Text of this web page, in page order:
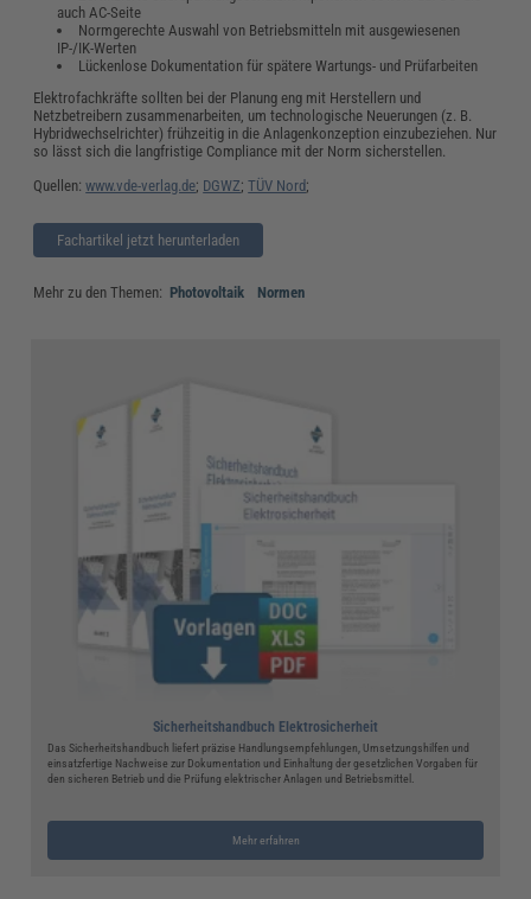
auch AC-Seite
Normgerechte Auswahl von Betriebsmitteln mit ausgewiesenen
IP-/IK-Werten
Lückenlose Dokumentation für spätere Wartungs- und Prüfarbeiten
Elektrofachkräfte sollten bei der Planung eng mit Herstellern und
Netzbetreibern zusammenarbeiten, um technologische Neuerungen (z. B.
Hybridwechselrichter) frühzeitig in die Anlagenkonzeption einzubeziehen. Nur
so lässt sich die langfristige Compliance mit der Norm sicherstellen.
Quellen:www.vde-verlag.de; DGWZ;TÜV Nord;
Fachartikel jetzt herunterladen
Mehr zu den Themen: Photovoltaik Normen
Sicherheitshandbuch Elektrosicherheit
Das Sicherheitshandbuch liefert präzise Handlungsempfehlungen, Umsetzungshilfen und
einsatzfertige Nachweise zur Dokumentation und Einhaltung der gesetzlichen Vorgaben für
den sicheren Betrieb und die Prüfung elektrischer Anlagen und Betriebsmittel.
Mehr erfahren